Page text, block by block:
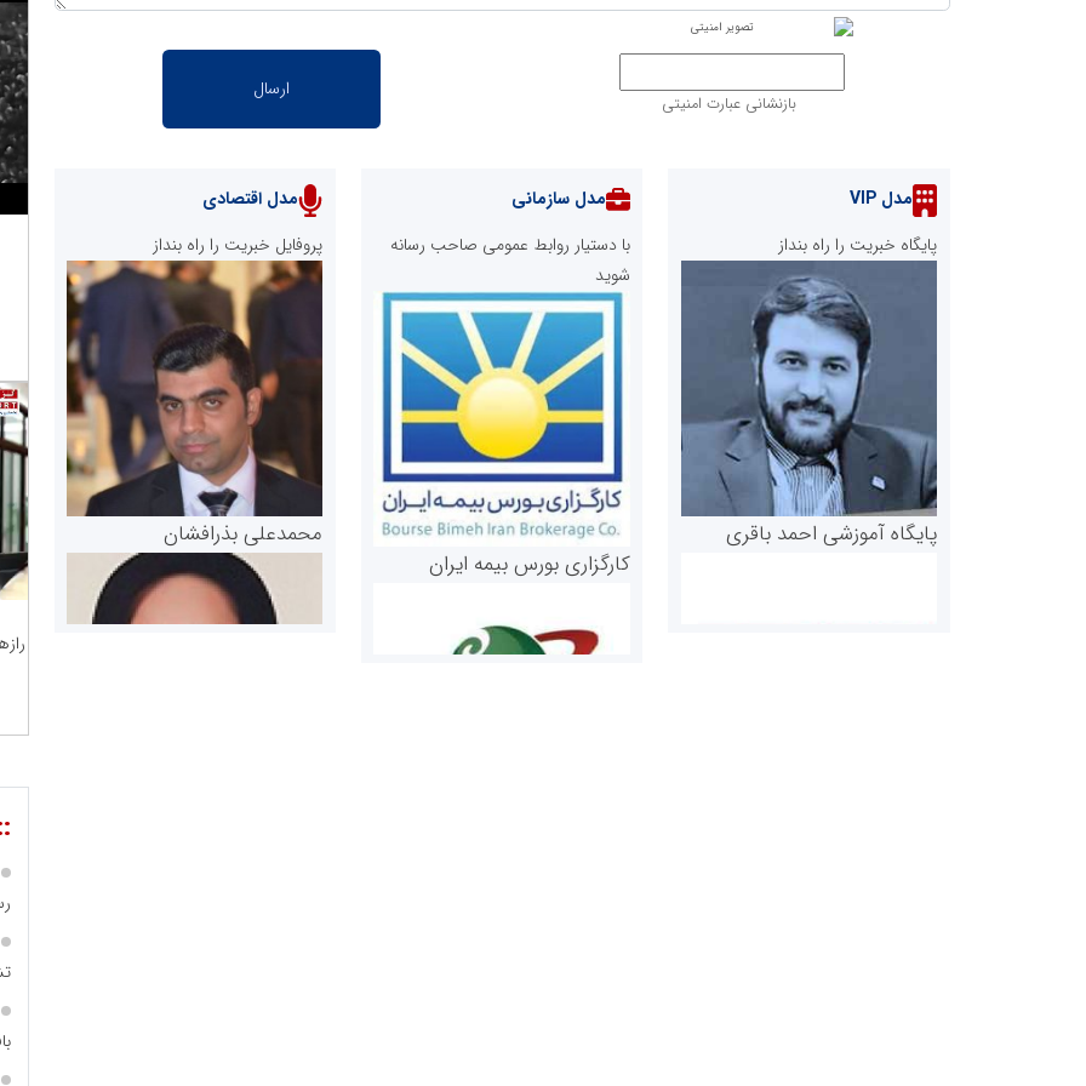
بازنشانی عبارت امنیتی
مدل VIP
پایگاه خبریت را راه بنداز
پایگاه آموزشی احمد باقری
مدل سازمانی
با دستیار روابط عمومی صاحب رسانه
شوید
کارگزاری بورس بیمه ایران
مدل اقتصادی
پروفایل خبریت را راه بنداز
محمدعلی بذرافشان